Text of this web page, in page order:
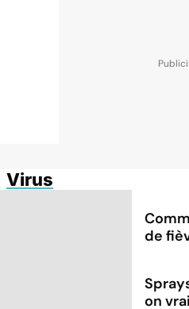
Virus
de
on